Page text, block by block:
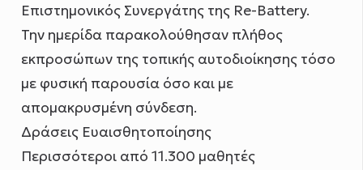
Επιστημονικός Συνεργάτης της Re-Battery.
Την ημερίδα παρακολούθησαν πλήθος
εκπροσώπων της τοπικής αυτοδιοίκησης τόσο
με φυσική παρουσία όσο και με
απομακρυσμένη σύνδεση.
Δράσεις Ευαισθητοποίησης
Περισσότεροι από 11.300 μαθητές